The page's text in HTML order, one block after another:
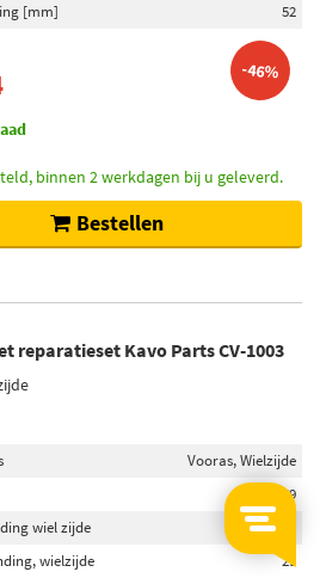
[mm]
52
-46%
binnen 2 werkdagen bij u geleverd.
Bestellen
reparatieset Kavo Parts CV-1003
Vooras, Wielzijde
159
wiel zijde
wielzijde
29